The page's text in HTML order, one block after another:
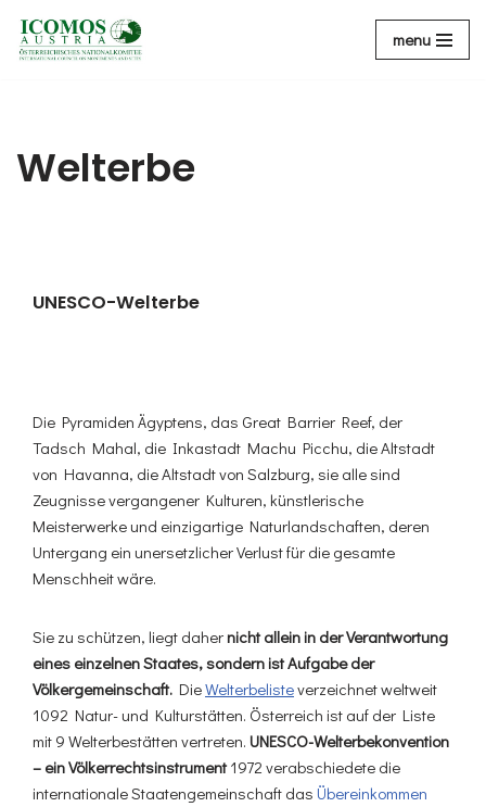
Zum
menu
Welterbe
UNESCO-Welterbe
Die Pyramiden Ägyptens, das Great Barrier Reef, der
Tadsch Mahal, die Inkastadt Machu Picchu, die Altstadt
von Havanna, die Altstadt von Salzburg, sie alle sind
Zeugnisse vergangener Kulturen, künstlerische
Meisterwerke und einzigartige Naturlandschaften, deren
Untergang ein unersetzlicher Verlust für die gesamte
Menschheit wäre.
Sie zu schützen, liegt daher nicht allein in der Verantwortung
eines einzelnen Staates, sondern ist Aufgabe der
Völkergemeinschaft. DieWelterbelisteverzeichnet weltweit
1092 Natur- und Kulturstätten. Österreich ist auf der Liste
mit 9 Welterbestätten vertreten. UNESCO-Welterbekonvention
– ein Völkerrechtsinstrument1972 verabschiedete die
internationale Staatengemeinschaft das Übereinkommen